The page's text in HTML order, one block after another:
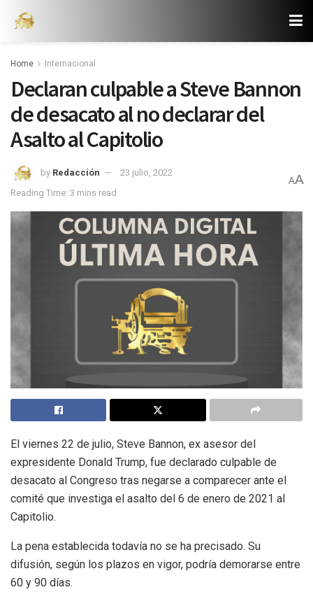
Home Internacional
Declaran culpable a Steve Bannon
de desacato al no declarar del
Asalto al Capitolio
by Redacción
23 julio, 2022
Reading Time: 3 mins read
AA
El viernes 22 de julio, Steve Bannon, ex asesor del
expresidente Donald Trump, fue declarado culpable de
desacato al Congreso tras negarse a comparecer ante el
comité que investiga el asalto del 6 de enero de 2021 al
Capitolio.
La pena establecida todavía no se ha precisado. Su
difusión, según los plazos en vigor, podría demorarse entre
60 y 90 días.